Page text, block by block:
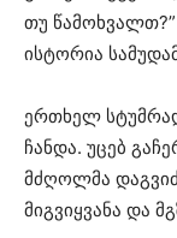
თუ
ისტორია
ერთხელ
ჩანდა. უცებ
მძღოლმა
მიგვიყვანა და